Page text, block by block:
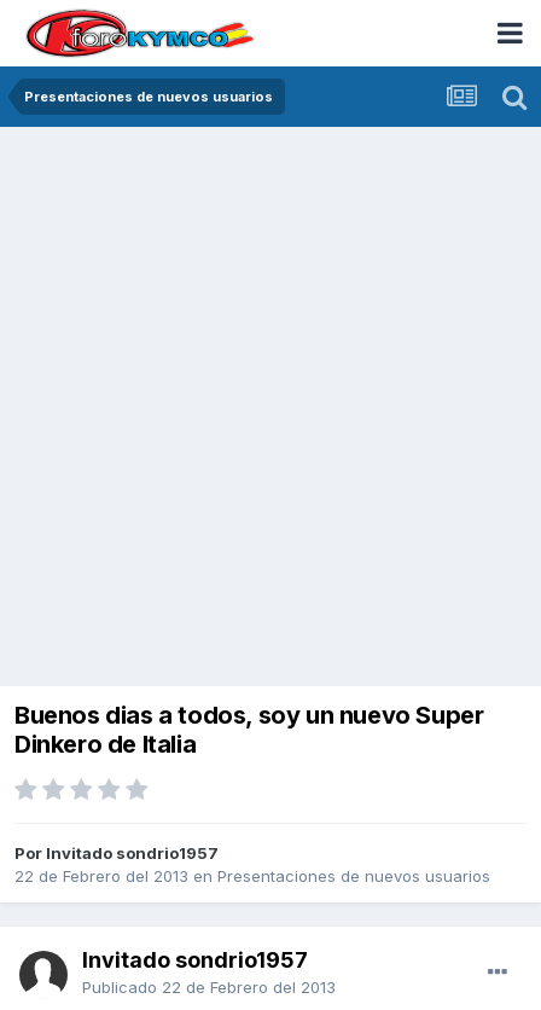
Presentaciones de nuevos usuarios
Buenos dias a todos, soy un nuevo Super
Dinkero de Italia
Por Invitado sondrio1957
22 de Febrero del 2013 en Presentaciones de nuevos usuarios
Invitado sondrio1957
Publicado 22 de Febrero del 2013